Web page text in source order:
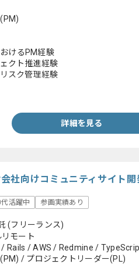
けるPM経験
クト推進経験
スク管理経験
携案件への参画経験
詳細を見る
会社向けコミュニティサイト
代活躍中 参画実績あり
(フリーランス)
モート
/ Rails / AWS / Redmine /
/ プロジェクトリーダー(PL)